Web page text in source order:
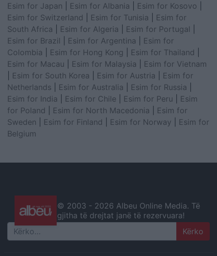
Esim for Japan
Esim for Albania Esim for Kosovo
Esim for Switzerland
Esim for Tunisia
Esim for
South Africa
Esim for Algeria Esim for Portugal
Esim for Brazil
Esim for Argentina
Esim for
Colombia
Esim for Hong Kong Esim for Thailand
Esim for Macau
Esim for Malaysia
Esim for Vietnam
Esim for South Korea Esim for Austria
Esim for
Netherlands
Esim for Australia Esim for Russia
Esim for India
Esim for Chile Esim for Peru
Esim
for Poland
Esim for North Macedonia
Esim for
Sweden
Esim for Finland Esim for Norway
Esim for
Belgium
© 2003 - 2026 Albeu Online Media. Të
gjitha të drejtat janë të rezervuara!
Search